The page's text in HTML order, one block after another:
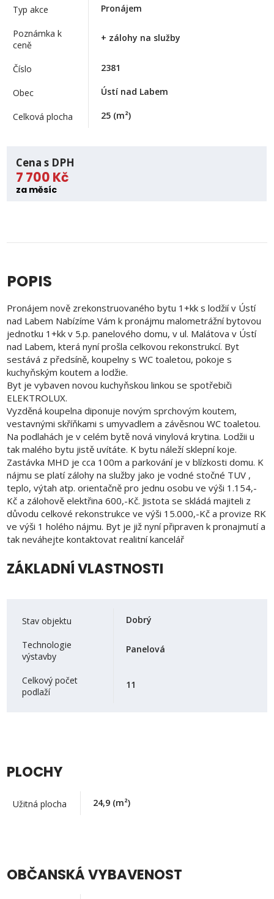
Typ akce Pronájem
Poznámka k
ceně
+ zálohy na služby
Číslo 2381
Obec Ústí nad Labem
Celková plocha 25 (m²)
Cena s DPH
7 700 Kč
za měsíc
POPIS
Pronájem nově zrekonstruovaného bytu 1+kk s lodžií v Ústí
nad Labem Nabízíme Vám k pronájmu malometrážní bytovou
jednotku 1+kk v 5.p. panelového domu, v ul. Malátova v Ústí
nad Labem, která nyní prošla celkovou rekonstrukcí. Byt
sestává z předsíně, koupelny s WC toaletou, pokoje s
kuchyňským koutem a lodžie.
Byt je vybaven novou kuchyňskou linkou se spotřebiči
ELEKTROLUX.
Vyzděná koupelna diponuje novým sprchovým koutem,
vestavnými skříňkami s umyvadlem a závěsnou WC toaletou.
Na podlahách je v celém bytě nová vinylová krytina. Lodžii u
tak malého bytu jistě uvítáte. K bytu náleží sklepní koje.
Zastávka MHD je cca 100m a parkování je v blízkosti domu. K
nájmu se platí zálohy na služby jako je vodné stočné TUV ,
teplo, výtah atp. orientačně pro jednu osobu ve výši 1.154,-
Kč a zálohově elektřina 600,-Kč. Jistota se skládá majiteli z
důvodu celkové rekonstrukce ve výši 15.000,-Kč a provize RK
ve výši 1 holého nájmu. Byt je již nyní připraven k pronajmutí a
tak neváhejte kontaktovat realitní kancelář
ZÁKLADNÍ VLASTNOSTI
Stav objektu Dobrý
Technologie
výstavby
Panelová
Celkový počet
podlaží
11
PLOCHY
Užitná plocha 24,9 (m²)
OBČANSKÁ VYBAVENOST